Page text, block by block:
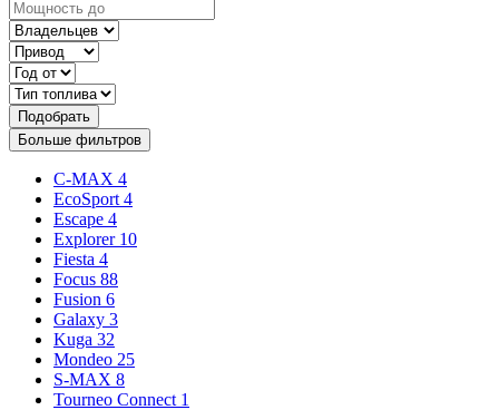
Подобрать
Больше фильтров
C-MAX 4
EcoSport 4
Escape 4
Explorer 10
Fiesta 4
Focus 88
Fusion 6
Galaxy 3
Kuga 32
Mondeo 25
S-MAX 8
Tourneo Connect 1